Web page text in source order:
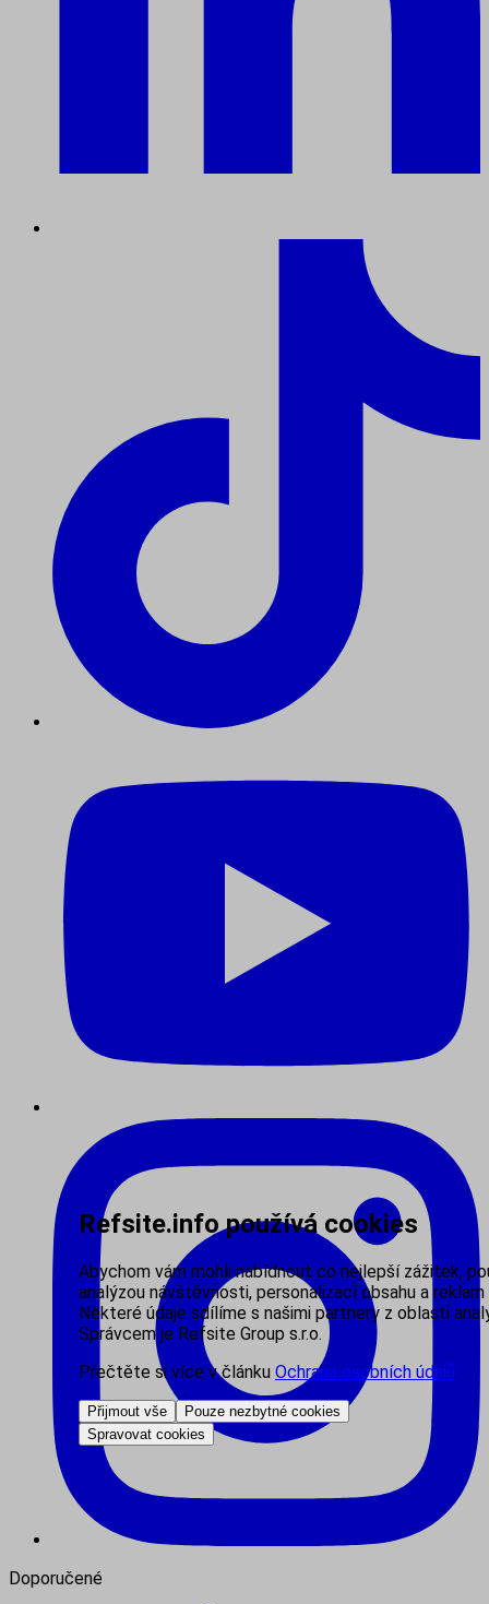
Doporučené
Refsite.info používá cookies
Abychom vám mohli nabídnout co nejlepší zážitek,
analýzou návštěvnosti, personalizací obsahu a
Některé údaje sdílíme s našimi partnery z oblasti
Správcem je Refsite Group s.r.o.
Přečtěte si více v článku Ochrana osobních údajů.
Přijmout vše
Pouze nezbytné cookies
Spravovat cookies